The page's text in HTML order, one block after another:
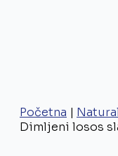
Početna |
Dimljeni losos